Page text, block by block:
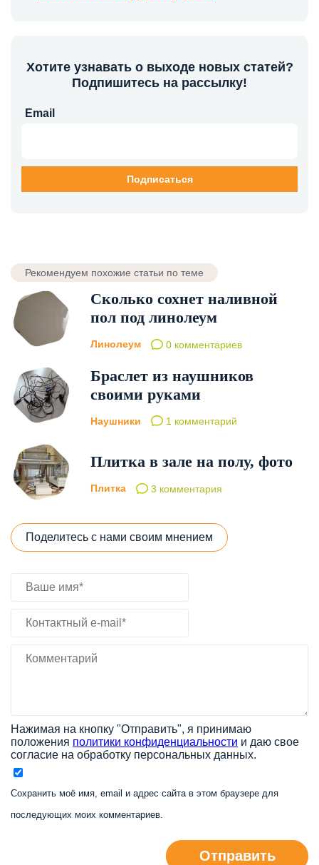
Хотите узнавать о выходе новых статей?
Подпишитесь на рассылку!
Email
Рекомендуем похожие статьи по теме
Сколько сохнет наливной
пол под линолеум
Линолеум 0 комментариев
Браслет из наушников
своими руками
Наушники 1 комментарий
Плитка в зале на полу, фото
Плитка 3 комментария
Поделитесь с нами своим мнением
Нажимая на кнопку "Отправить", я принимаю
положения политики конфиденциальности и даю свое
согласие на обработку персональных данных.
Сохранить моё имя, email и адрес сайта в этом браузере для
последующих моих комментариев.
Отправить